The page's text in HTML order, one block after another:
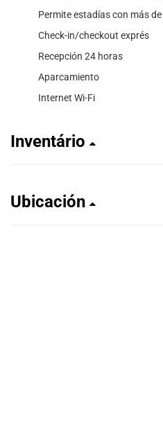
Permite estadías con más
Check-in/checkout exprés
Recepción 24 horas
Aparcamiento
Internet Wi-Fi
Inventário
Ubicación